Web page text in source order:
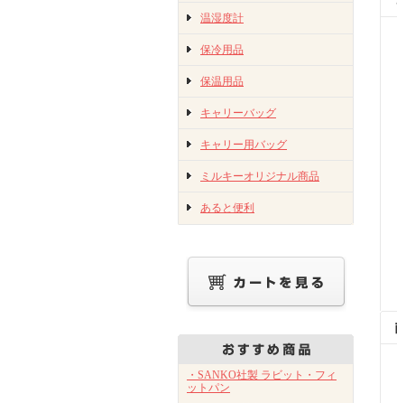
温湿度計
保冷用品
保温用品
キャリーバッグ
キャリー用バッグ
ミルキーオリジナル商品
あると便利
・SANKO社製 ラビット・フィ
ットパン